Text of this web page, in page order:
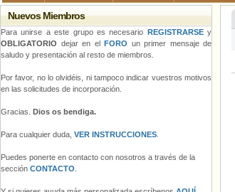
Nuevos Miembros
Para unirse a este grupo es necesario REGISTRARSEy
OBLIGATORIO dejar en el FORO un primer mensaje de
saludo y presentación al resto de miembros.
Por favor, no lo olvidéis, ni tampoco indicar vuestros motivos
en las solicitudes de incorporación.
Gracias. Dios os bendiga.
Para cualquier duda, VER INSTRUCCIONES
Puedes ponerte en contacto con nosotros a través de la
sección CONTACTO